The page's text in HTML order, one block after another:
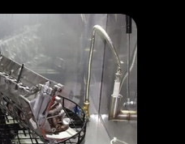
принимаете
на обработку